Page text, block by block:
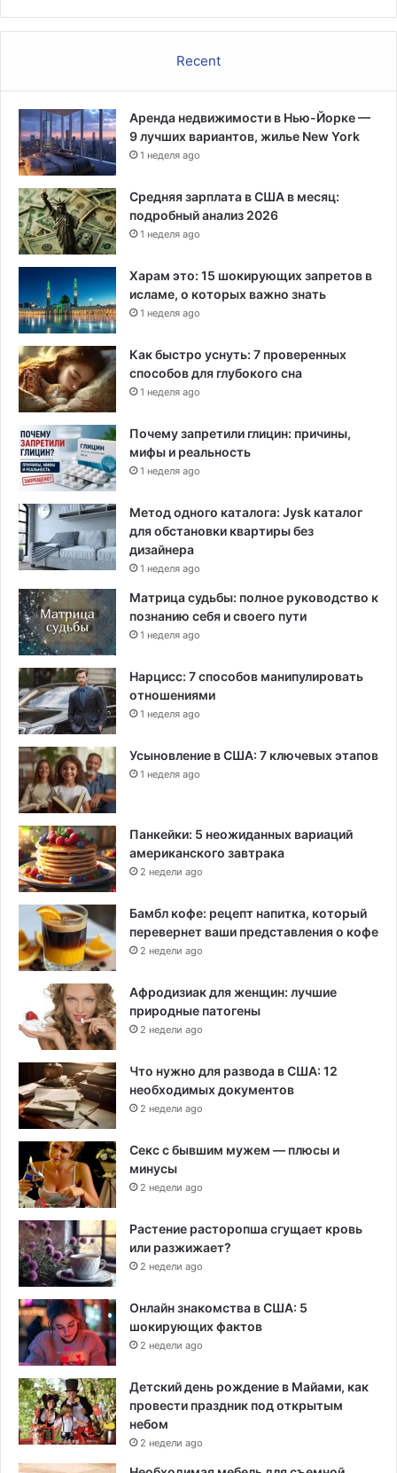
Recent
Аренда недвижимости в Нью-Йорке —
9 лучших вариантов, жилье New York
1 неделя ago
Средняя зарплата в США в месяц:
подробный анализ 2026
1 неделя ago
Харам это: 15 шокирующих запретов в
исламе, о которых важно знать
1 неделя ago
Как быстро уснуть: 7 проверенных
способов для глубокого сна
1 неделя ago
Почему запретили глицин: причины,
мифы и реальность
1 неделя ago
Метод одного каталога: Jysk каталог
для обстановки квартиры без
дизайнера
1 неделя ago
Матрица судьбы: полное руководство к
познанию себя и своего пути
1 неделя ago
Нарцисс: 7 способов манипулировать
отношениями
1 неделя ago
Усыновление в США: 7 ключевых этапов
1 неделя ago
Панкейки: 5 неожиданных вариаций
американского завтрака
2 недели ago
Бамбл кофе: рецепт напитка, который
перевернет ваши представления о кофе
2 недели ago
Афродизиак для женщин: лучшие
природные патогены
2 недели ago
Что нужно для развода в США: 12
необходимых документов
2 недели ago
Секс с бывшим мужем — плюсы и
минусы
2 недели ago
Растение расторопша сгущает кровь
или разжижает?
2 недели ago
Онлайн знакомства в США: 5
шокирующих фактов
2 недели ago
Детский день рождение в Майами, как
провести праздник под открытым
небом
2 недели ago